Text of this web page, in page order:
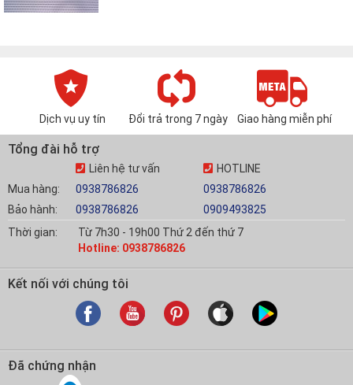
Dịch vụ uy tín Đổi trả trong 7 ngày Giao hàng miễn phí
Tổng đài hỗ trợ
Mua hàng:
Bảo hành:
Liên hệ tư vấn
0938786826
0938786826
HOTLINE
0938786826
0909493825
Thời gian:
Từ 7h30 - 19h00 Thứ 2 đến thứ 7
Hotline: 0938786826
Kết nối với chúng tôi
Đã chứng nhận